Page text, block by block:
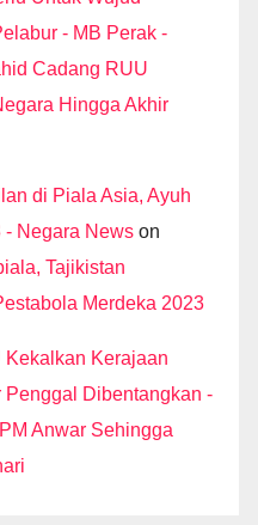
- MB Perak -
Cadang RUU
Hingga Akhir
di Piala Asia, Ayuh
- Negara News on
Tajikistan
Merdeka 2023
Kerajaan
Dibentangkan -
Anwar Sehingga